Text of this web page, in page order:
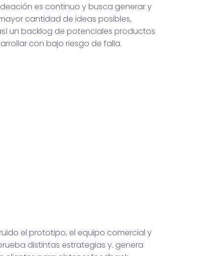
es continuo y busca generar y
cantidad de ideas posibles,
un backlog de potenciales productos
con bajo riesgo de falla.
el prototipo, el equipo comercial y
distintas estrategias y. genera